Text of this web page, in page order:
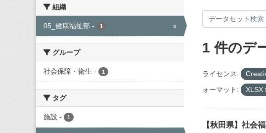
組織
05_健康福祉部 - 1 x
グループ
社会保障・衛生 - 1
タグ
施設 - 1
1 件のデ
ライセンス:
ォーマット:
XLSX
【秋田県】社会